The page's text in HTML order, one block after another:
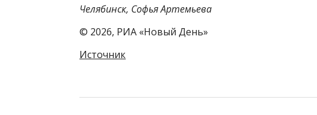
Челябинск, Софья Артемьева
© 2026, РИА «Новый День»
Источник